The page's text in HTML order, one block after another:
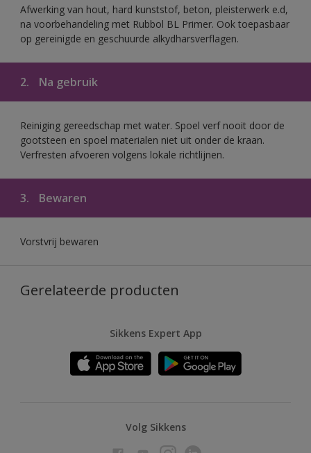
Afwerking van hout, hard kunststof, beton, pleisterwerk e.d,
na voorbehandeling met Rubbol BL Primer. Ook toepasbaar
op gereinigde en geschuurde alkydharsverflagen.
2. Na gebruik
Reiniging gereedschap met water. Spoel verf nooit door de
gootsteen en spoel materialen niet uit onder de kraan.
Verfresten afvoeren volgens lokale richtlijnen.
3. Bewaren
Vorstvrij bewaren
Gerelateerde producten
Sikkens Expert App
Volg Sikkens